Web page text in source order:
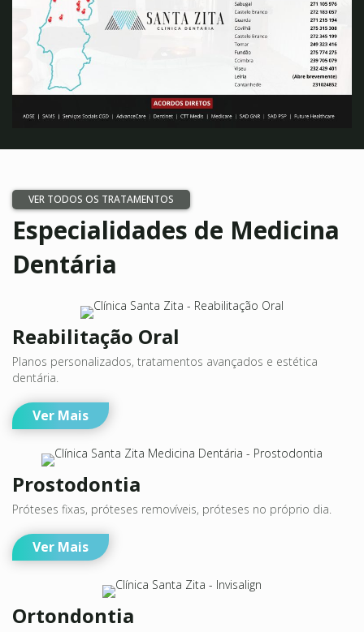
VER TODOS OS TRATAMENTOS
Especialidades de Medicina
Dentária
Reabilitação Oral
Planos personalizados, tratamentos avançados e estética
dentária.
Ver Mais
Prostodontia
Próteses fixas, próteses removíveis, próteses no próprio dia.
Ver Mais
Ortondontia